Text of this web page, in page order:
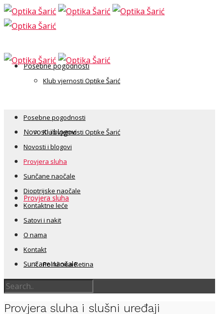
Posebne pogodnosti
Klub vjernosti Optike Šarić
Novosti i blogovi
Provjera sluha
Sunčane naočale
Posebne pogodnosti
Klub vjernosti Optike Šarić
Novosti i blogovi
Provjera sluha
Sunčane naočale
Dioptrijske naočale
Kontaktne leće
Satovi i nakit
O nama
Kontakt
Poliklinika Retina
Provjera sluha i slušni uređaji